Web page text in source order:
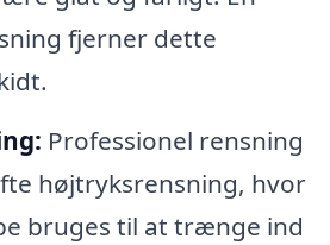
fjerner dette
Professionel rensning
højtryksrensning, hvor
bruges til at trænge ind